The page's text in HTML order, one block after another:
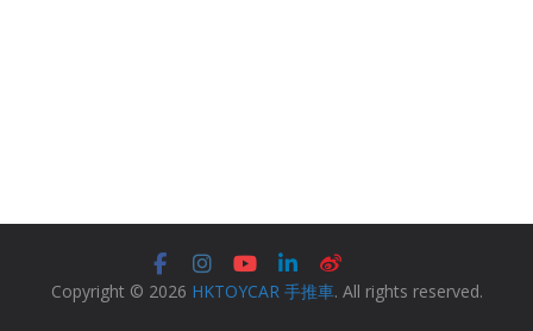
Copyright © 2026 HKTOYCAR 手推車. All rights reserved.